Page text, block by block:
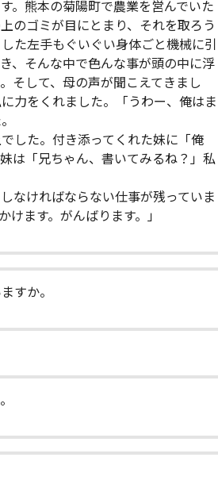
。熊本の菊陽町で農業を営んでいた
のゴミが目にとまり、それを取ろう
た左手もぐいぐい身体ごと機械に引
、そんな中で色んな事が頭の中に浮
そして、母の声が聞こえてきまし
力をくれました。「うわー、俺はま
した。付き添ってくれた妹に「俺
は「兄ちゃん、書いてみるね？」私
なければならない仕事が残っていま
ます。がんばります。」
すか。